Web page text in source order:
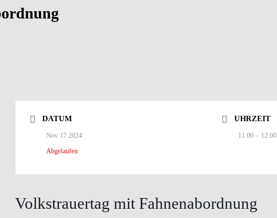
DATUM
Nov 17 2024
Abgelaufen
UHRZEIT
11:00 – 12:00
Volkstrauertag mit Fahnenabordnung